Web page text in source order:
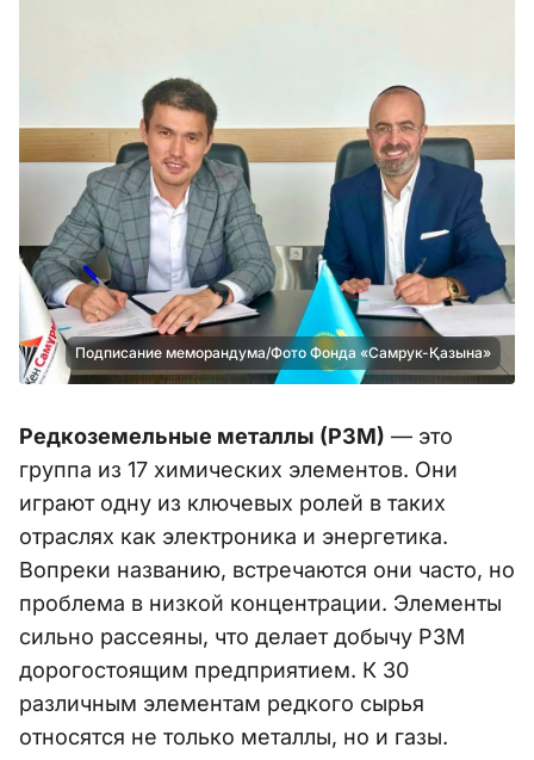
Подписание меморандума/Фото Фонда «Самрук-Қазына»
Редкоземельные металлы (РЗМ) — это
группа из 17 химических элементов. Они
играют одну из ключевых ролей в таких
отраслях как электроника и энергетика.
Вопреки названию, встречаются они часто, но
проблема в низкой концентрации. Элементы
сильно рассеяны, что делает добычу РЗМ
дорогостоящим предприятием. К 30
различным элементам редкого сырья
относятся не только металлы, но и газы.